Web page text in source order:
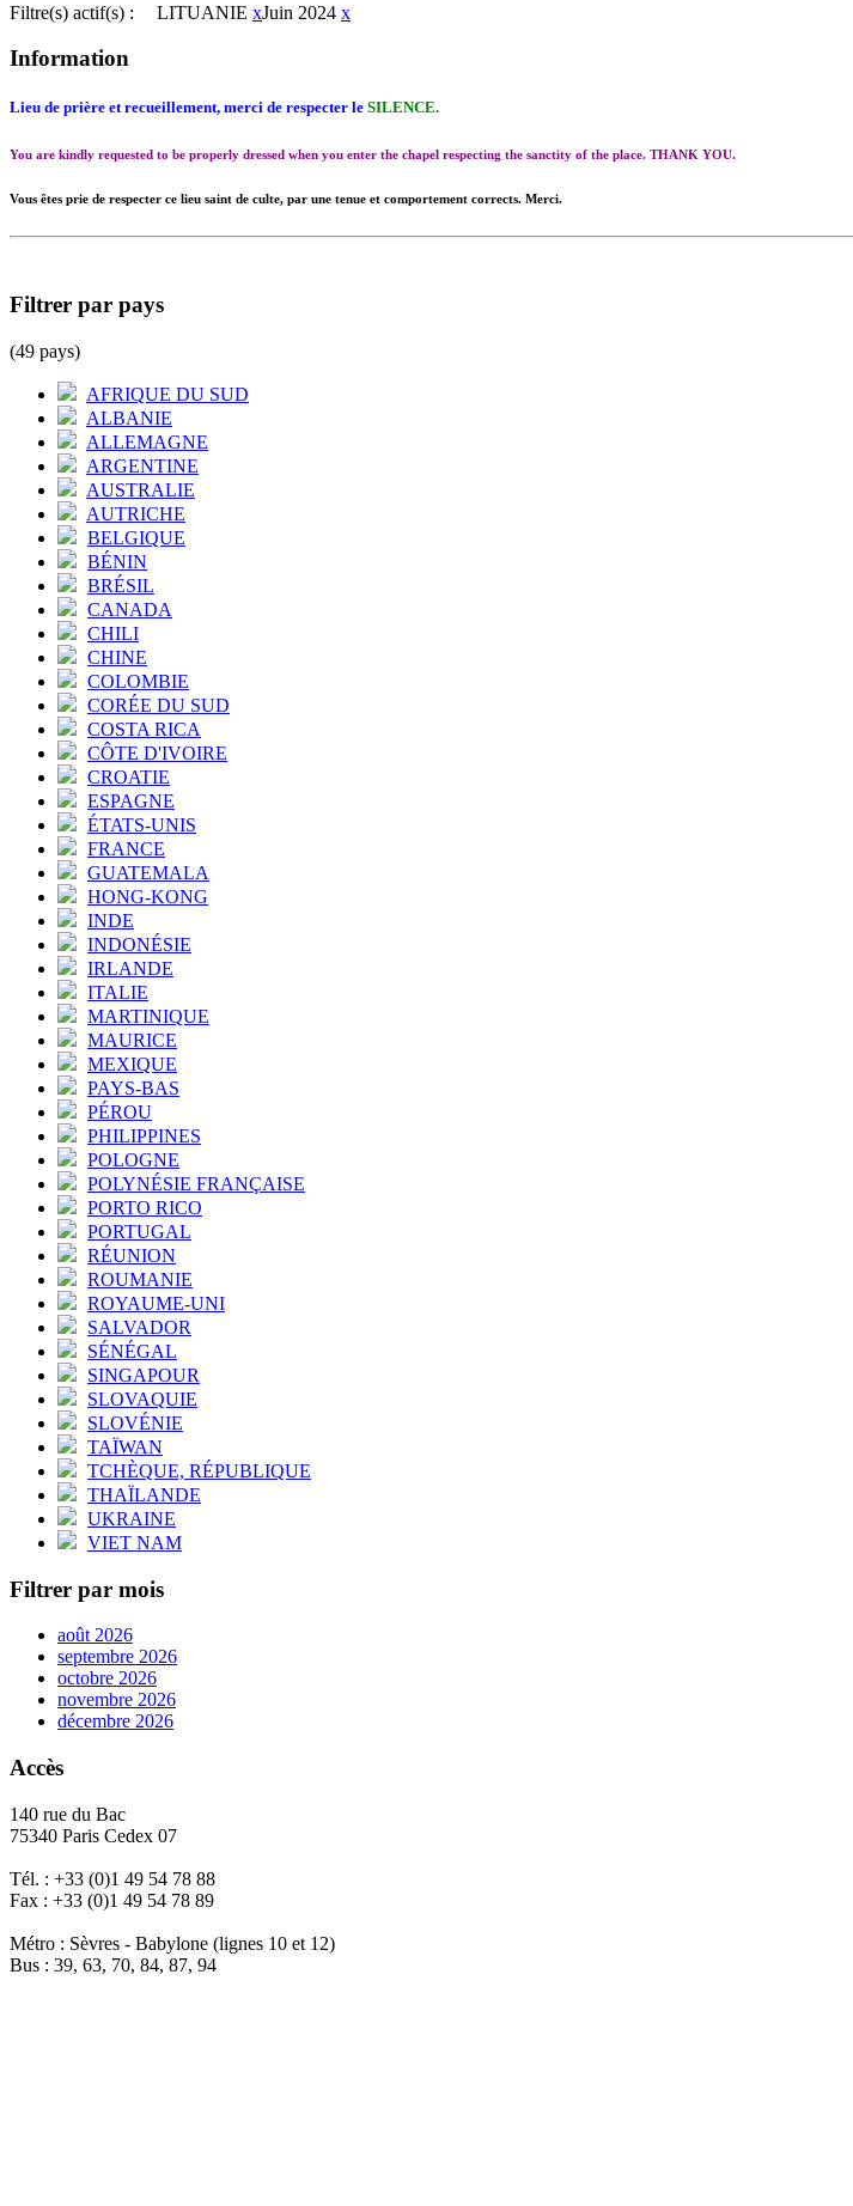
Filtre(s) actif(s) : LITUANIE xJuin 2024 x
Information
Lieu de prière et recueillement, merci de respecter le SILENCE.
You are kindly requested to be properly dressed when you enter the chapel respecting the sanctity of the place. THANK YOU.
Vous êtes prie de respecter ce lieu saint de culte, par une tenue et comportement corrects. Merci.
Filtrer par pays
(49 pays)
AFRIQUE DU SUD
ALBANIE
ALLEMAGNE
ARGENTINE
AUSTRALIE
AUTRICHE
BELGIQUE
BÉNIN
BRÉSIL
CANADA
CHILI
CHINE
COLOMBIE
CORÉE DU SUD
COSTA RICA
CÔTE D'IVOIRE
CROATIE
ESPAGNE
ÉTATS-UNIS
FRANCE
GUATEMALA
HONG-KONG
INDE
INDONÉSIE
IRLANDE
ITALIE
MARTINIQUE
MAURICE
MEXIQUE
PAYS-BAS
PÉROU
PHILIPPINES
POLOGNE
POLYNÉSIE FRANÇAISE
PORTO RICO
PORTUGAL
RÉUNION
ROUMANIE
ROYAUME-UNI
SALVADOR
SÉNÉGAL
SINGAPOUR
SLOVAQUIE
SLOVÉNIE
TAÏWAN
TCHÈQUE, RÉPUBLIQUE
THAÏLANDE
UKRAINE
VIET NAM
Filtrer par mois
août 2026
septembre 2026
octobre 2026
novembre 2026
décembre 2026
Accès
140 rue du Bac
75340 Paris Cedex 07
Tél. : +33 (0)1 49 54 78 88
Fax : +33 (0)1 49 54 78 89
Métro : Sèvres - Babylone (lignes 10 et 12)
Bus : 39, 63, 70, 84, 87, 94